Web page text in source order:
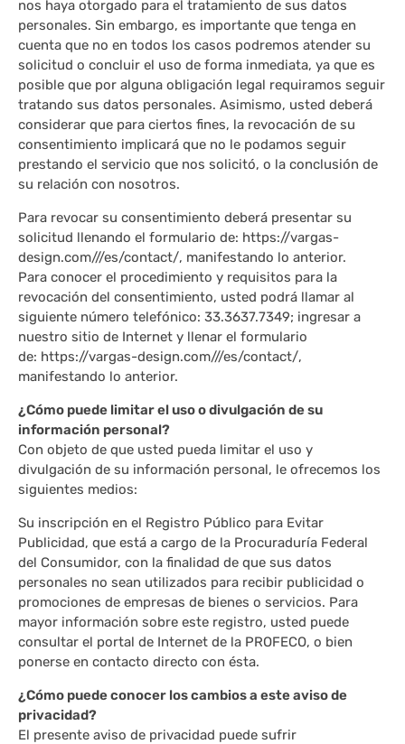
nos haya otorgado para el tratamiento de sus datos
personales. Sin embargo, es importante que tenga en
cuenta que no en todos los casos podremos atender su
solicitud o concluir el uso de forma inmediata, ya que es
posible que por alguna obligación legal requiramos seguir
tratando sus datos personales. Asimismo, usted deberá
considerar que para ciertos fines, la revocación de su
consentimiento implicará que no le podamos seguir
prestando el servicio que nos solicitó, o la conclusión de
su relación con nosotros.
Para revocar su consentimiento deberá presentar su
solicitud llenando el formulario de: https://vargas-
design.com///es/contact/, manifestando lo anterior.
Para conocer el procedimiento y requisitos para la
revocación del consentimiento, usted podrá llamar al
siguiente número telefónico: 33.3637.7349; ingresar a
nuestro sitio de Internet y llenar el formulario
de: https://vargas-design.com///es/contact/,
manifestando lo anterior.
¿Cómo puede limitar el uso o divulgación de su
información personal?
Con objeto de que usted pueda limitar el uso y
divulgación de su información personal, le ofrecemos los
siguientes medios:
Su inscripción en el Registro Público para Evitar
Publicidad, que está a cargo de la Procuraduría Federal
del Consumidor, con la finalidad de que sus datos
personales no sean utilizados para recibir publicidad o
promociones de empresas de bienes o servicios. Para
mayor información sobre este registro, usted puede
consultar el portal de Internet de la PROFECO, o bien
ponerse en contacto directo con ésta.
¿Cómo puede conocer los cambios a este aviso de
privacidad?
El presente aviso de privacidad puede sufrir